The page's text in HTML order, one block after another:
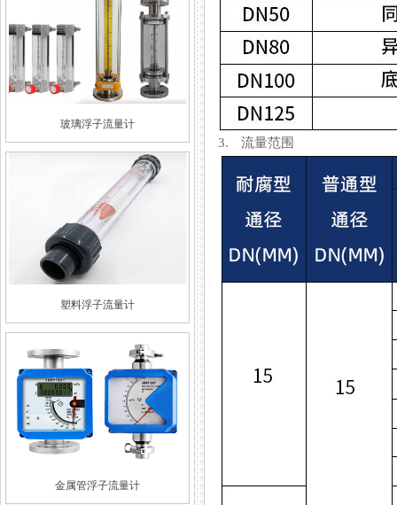
玻璃浮子流量计
塑料浮子流量计
金属管浮子流量计
3. 流量范围